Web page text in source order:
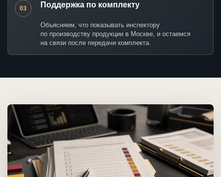
03 Поддержка по комплекту
Объясняем, что показывать инспектору
по производству продукции в Москве, и остаемся
на связи после передачи комплекта.